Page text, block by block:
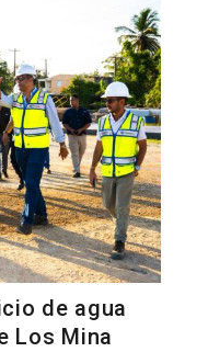
de agua
Los Mina